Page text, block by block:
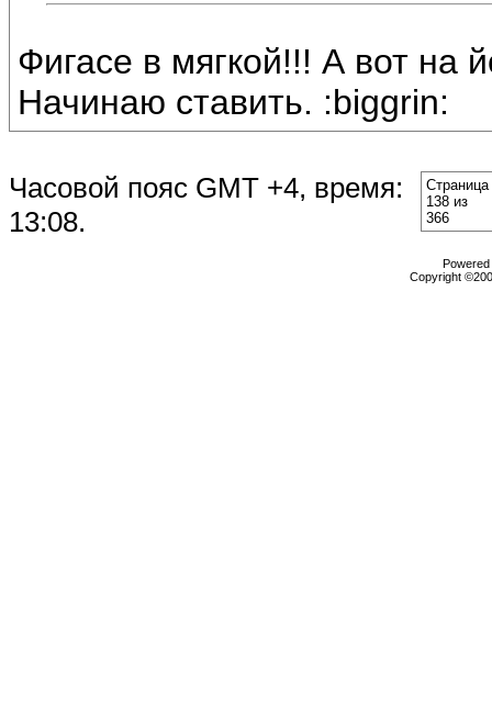
Фигасе в мягкой!!! А вот на
Начинаю ставить. :biggrin:
Часовой пояс GMT +4, время:
13:08.
Страница
138 из
366
Copyright